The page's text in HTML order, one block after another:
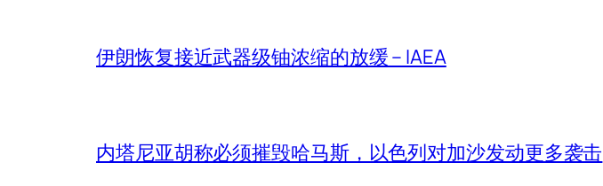
伊朗恢复接近武器级铀浓缩的放缓 – IAEA
内塔尼亚胡称必须摧毁哈马斯，以色列对加沙发动更多袭击